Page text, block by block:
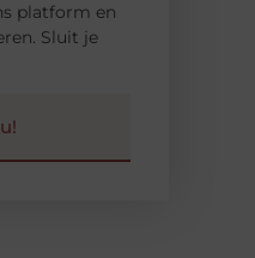
platform en
Sluit je